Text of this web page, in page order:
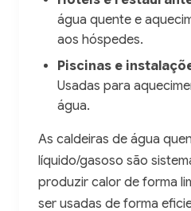
água quente e
aos hóspedes.
Piscinas e
Usadas para
água.
As caldeiras de água
líquido/gasoso são
produzir calor de forma
ser usadas de forma